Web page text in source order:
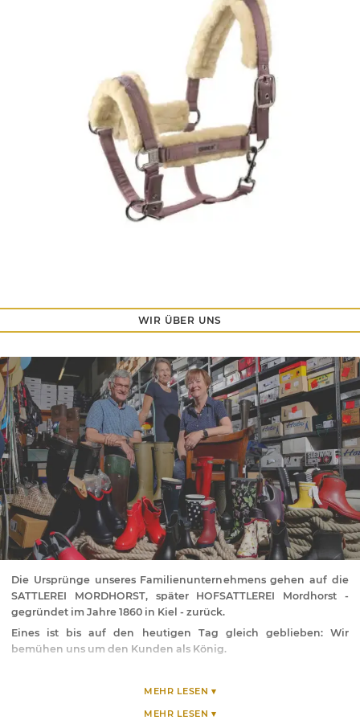
WIR ÜBER UNS
Die Ursprünge unseres Familienunternehmens gehen auf die
SATTLEREI MORDHORST, später HOFSATTLEREI Mordhorst -
gegründet im Jahre 1860 in Kiel - zurück.
Eines ist bis auf den heutigen Tag gleich geblieben: Wir
bemühen uns um den Kunden als König.
hervorragenden Ruf begründeten, sind wir heute
MEHR LESEN ▾
MEHR LESEN ▾